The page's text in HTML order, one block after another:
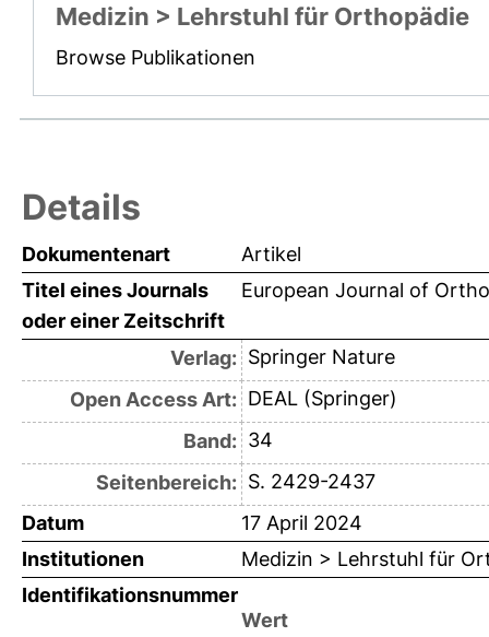
Medizin > Lehrstuhl für Orthopädie
Browse Publikationen
Details
Dokumentenart
Artikel
Titel eines Journals
oder einer Zeitschrift
European Journal of
Verlag: Springer Nature
Open Access Art: DEAL (Springer)
Band: 34
Seitenbereich: S. 2429-2437
Datum
17 April 2024
Institutionen
Medizin > Lehrstuhl für
Identifikationsnummer
Wert